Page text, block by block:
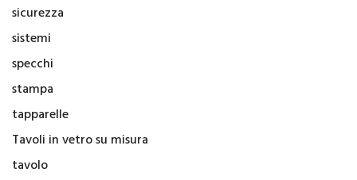
sicurezza
sistemi
specchi
stampa
tapparelle
Tavoli in vetro su misura
tavolo